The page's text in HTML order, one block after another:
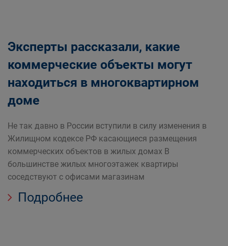
Эксперты рассказали, какие
коммерческие объекты могут
находиться в многоквартирном
доме
Не так давно в России вступили в силу изменения в
Жилищном кодексе РФ касающиеся размещения
коммерческих объектов в жилых домах В
большинстве жилых многоэтажек квартиры
соседствуют с офисами магазинам
Подробнее